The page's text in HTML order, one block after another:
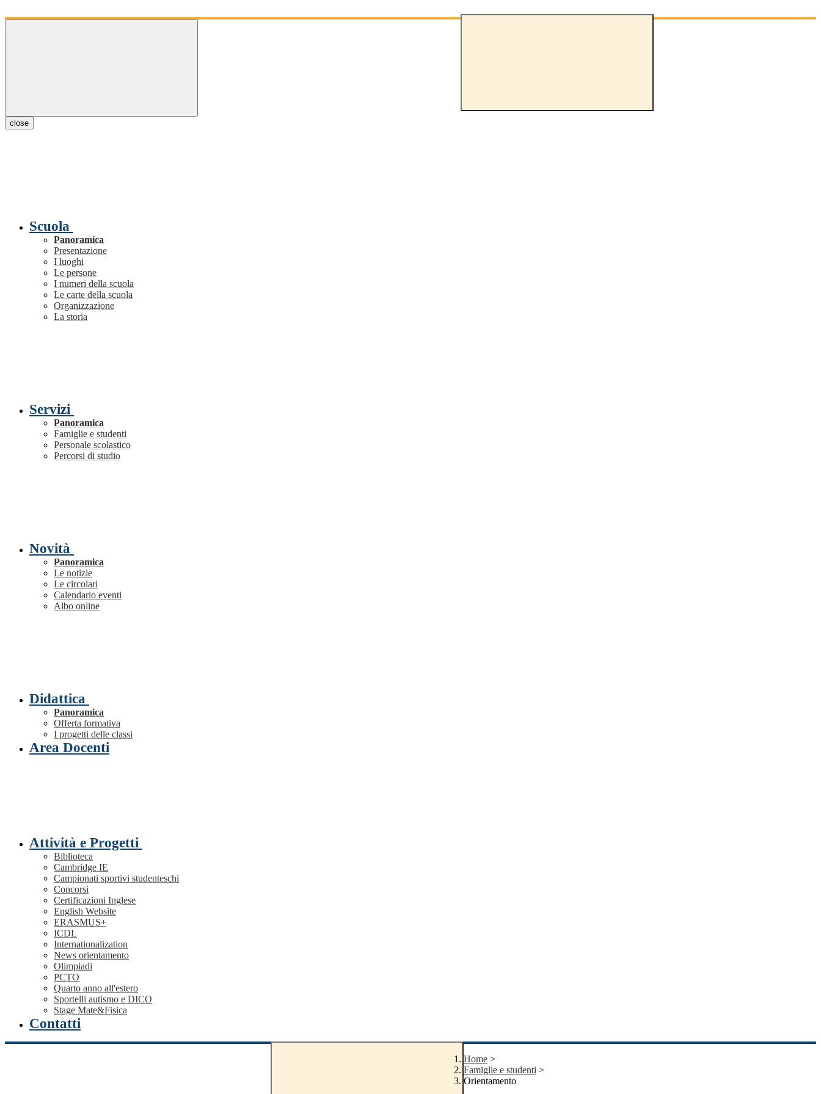
close
Scuola
Panoramica
Presentazione
I luoghi
Le persone
I numeri della scuola
Le carte della scuola
Organizzazione
La storia
Servizi
Panoramica
Famiglie e studenti
Personale scolastico
Percorsi di studio
Novità
Panoramica
Le notizie
Le circolari
Calendario eventi
Albo online
Didattica
Panoramica
Offerta formativa
I progetti delle classi
Area Docenti
Attività e Progetti
Biblioteca
Cambridge IE
Campionati sportivi studenteschi
Concorsi
Certificazioni Inglese
English Website
ERASMUS+
ICDL
Internationalization
News orientamento
Olimpiadi
PCTO
Quarto anno all'estero
Sportelli autismo e DICO
Stage Mate&Fisica
Contatti
Home >
Famiglie e studenti >
Orientamento